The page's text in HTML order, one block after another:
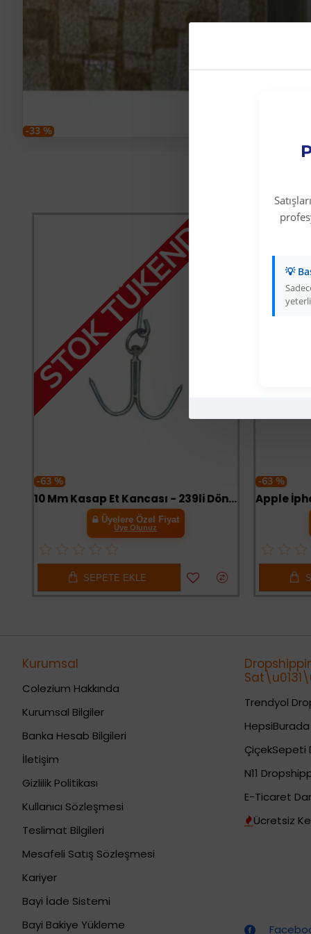
💡
-33 %
-63 %
STOK TÜKENDİ
10 Mm Kasap Et Kancası - 239li Dönerli Set - Et İşleme - Hijyenik - Düzenli - Dayanıklı - Uzun Ömürlü
Üyelere Özel Fiyat
Üye Olunuz
SEPETE EKLE
-63 %
Kurumsal
Colezium Hakkında
Kurumsal Bilgiler
Banka Hesab Bilgileri
İletişim
Gizlilik Politikası
Kullanıcı Sözleşmesi
Teslimat Bilgileri
Mesafeli Satış Sözleşmesi
Kariyer
Bayi İade Sistemi
Bayi Bakiye Yükleme
Trendyol
ÇiçekSepeti
N11
E-Ticaret
Ücretsiz